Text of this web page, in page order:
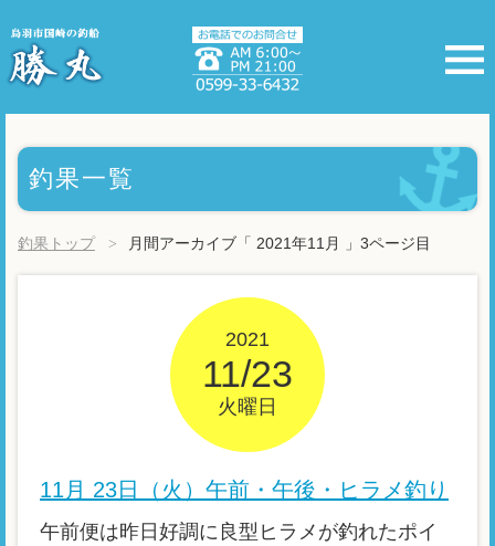
釣果一覧
釣果トップ 月間アーカイブ「 2021年11月 」3ページ目
2021
11/23
火曜日
11月 23日（火）午前・午後・ヒラメ釣り
午前便は昨日好調に良型ヒラメが釣れたポイ